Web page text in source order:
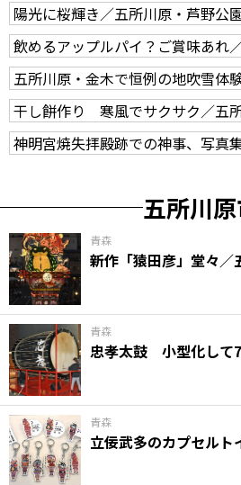
陽光に桜輝き／五所川原・芦野公
飲めるアップルパイ？ご賞味あれ
五所川原・金木で恒例の地吹雪体
干し餅作り 寒風でサクサク／五
神明宮焼失拝殿跡での神事、写真
五所川
青森
新作「猿田彦」堂々／
青森
忠孝太鼓 小型化して
青森
立佞武多のカプセルト